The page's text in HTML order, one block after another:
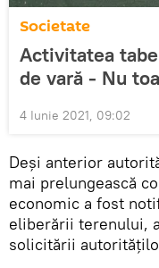
Societate
Activitatea
de vară - Nu
4 Iunie 2021, 09:02
Deși anterior
mai prelungească
economic a fost
eliberării terenului,
solicitării